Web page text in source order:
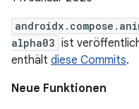
alpha03 ist
enthält diese Commits.
Neue Funktionen